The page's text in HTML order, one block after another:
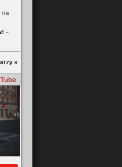
na
–
»